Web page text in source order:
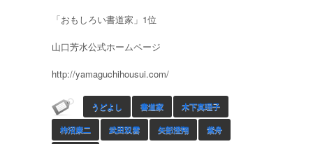
「おもしろい書道家」1位
山口芳水公式ホームページ
http://yamaguchihousui.com/
うどよし 書道家 木下真理子
柿沼康二 武田双雲 矢部澄翔 紫舟